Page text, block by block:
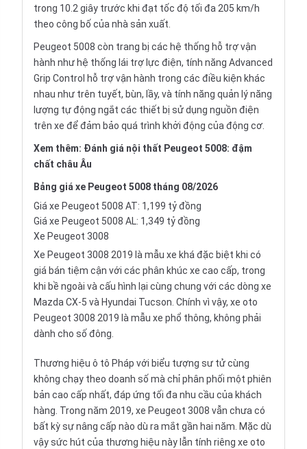
trong 10.2 giây trước khi đạt tốc độ tối đa 205 km/h
theo công bố của nhà sản xuất.
Peugeot 5008 còn trang bị các hệ thống hỗ trợ vận
hành như hệ thống lái trợ lực điện, tính năng Advanced
Grip Control hỗ trợ vận hành trong các điều kiện khác
nhau như trên tuyết, bùn, lầy, và tính năng quản lý năng
lượng tự động ngắt các thiết bị sử dụng nguồn điện
trên xe để đảm bảo quá trình khởi động của động cơ.
Xem thêm: Đánh giá nội thất Peugeot 5008: đậm
chất châu Âu
Bảng giá xe Peugeot 5008 tháng 08/2026
Giá xe Peugeot 5008 AT: 1,199 tỷ đồng
Giá xe Peugeot 5008 AL: 1,349 tỷ đồng
Xe Peugeot 3008
Xe Peugeot 3008 2019 là mẫu xe khá đặc biệt khi có
giá bán tiệm cận với các phân khúc xe cao cấp, trong
khi bề ngoài và cấu hình lại cùng chung với các dòng xe
Mazda CX-5 và Hyundai Tucson. Chính vì vậy, xe oto
Peugeot 3008 2019 là mẫu xe phổ thông, không phải
dành cho số đông.
Thương hiệu ô tô Pháp với biểu tượng sư tử cùng
không chạy theo doanh số mà chỉ phân phối một phiên
bản cao cấp nhất, đáp ứng tối đa nhu cầu của khách
hàng. Trong năm 2019, xe Peugeot 3008 vẫn chưa có
bất kỳ sự nâng cấp nào dù ra mắt gần hai năm. Mặc dù
vậy sức hút của thương hiệu này lẫn tính riêng xe oto